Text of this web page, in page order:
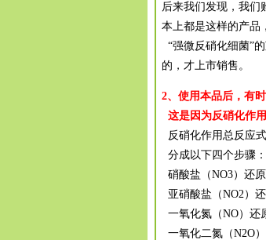
后来我们发现，我们
本上都是这样的产品
“强微反硝化细菌”
的，才上市销售。
2、使用本品后，有
这是因为反硝化作
反硝化作用总反
分成以下四个步骤：
硝酸盐（NO3）还
亚硝酸盐（NO2）
一氧化氮（NO）还
一氧化二氮（N2O